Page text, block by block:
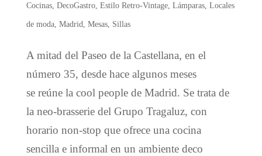
Cocinas, DecoGastro, Estilo Retro-Vintage, Lámparas, Locales
de moda, Madrid Mesas, Sillas
A mitad del Paseo de la Castellana, en el
número 35, desde hace algunos meses
se reúne la cool people de Madrid. Se trata de
la neo-brasserie del Grupo Tragaluz, con
horario non-stop que ofrece una cocina
sencilla e informal en un ambiente deco